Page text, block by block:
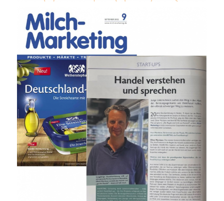
Expertenmeinung zum Thema
Food Startups und Handel
am Beispiel von Gustavo
Gusto. (Capital+ erforderlich)
„Handel verstehen und
sprechen“
Interview Zeitschrift Milch
Marketing 09/2022